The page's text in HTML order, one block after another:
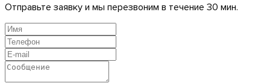
Отправьте заявку и мы перезвоним в течение 30 мин.